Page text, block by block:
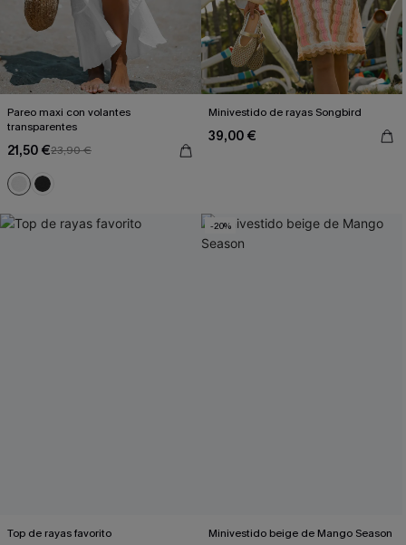
Pareo maxi con volantes
transparentes
21,50 €23,90 €
Minivestido de rayas Songbird
39,00 €
Top de rayas favorito
-20%
Minivestido beige de Mango Season